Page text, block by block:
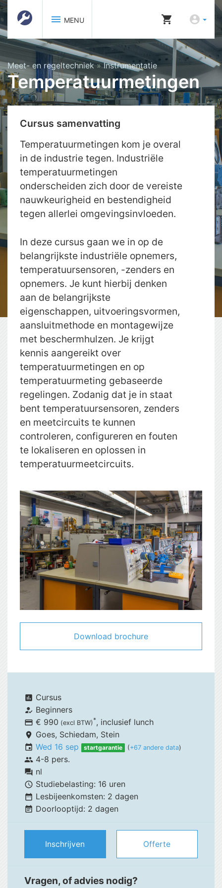
menu MENU shopping_cart account_circle
Meet- en regeltechniek »Instrumentatie
Temperatuurmetingen
Cursus samenvatting
Temperatuurmetingen kom je overal
in de industrie tegen. Industriële
temperatuurmetingen
onderscheiden zich door de vereiste
nauwkeurigheid en bestendigheid
tegen allerlei omgevingsinvloeden.
In deze cursus gaan we in op de
belangrijkste industriële opnemers,
temperatuursensoren, -zenders en
opnemers. Je kunt hierbij denken
aan de belangrijkste
eigenschappen, uitvoeringsvormen,
aansluitmethode en montagewijze
met beschermhulzen. Je krijgt
kennis aangereikt over
temperatuurmetingen en op
temperatuurmeting gebaseerde
regelingen. Zodanig dat je in staat
bent temperatuursensoren, zenders
en meetcircuits te kunnen
controleren, configureren en fouten
te lokaliseren en oplossen in
temperatuurmeetcircuits.
Download brochure
assessment Cursus
how_to_reg Beginners
payment € 990 (excl BTW)*, inclusief lunch
place Goes, Schiedam, Stein
event Wed 16 sep startgarantie (+67 andere data)
group 4-8 pers.
forum nl
schedule Studiebelasting: 16 uren
date_range Lesbijeenkomsten: 2 dagen
event_note Doorlooptijd: 2 dagen
Inschrijven Offerte
Vragen, of advies nodig?